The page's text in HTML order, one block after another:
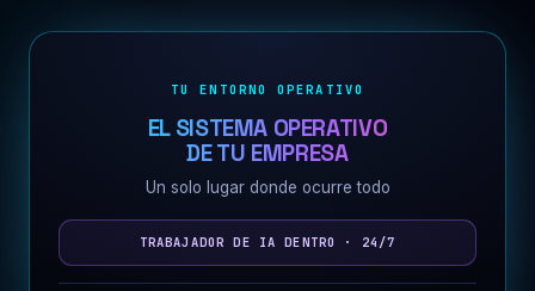
TU ENTORNO OPERATIVO
EL SISTEMA OPERATIVO
DE TU EMPRESA
Un solo lugar donde ocurre todo
TRABAJADOR DE IA DENTRO · 24/7